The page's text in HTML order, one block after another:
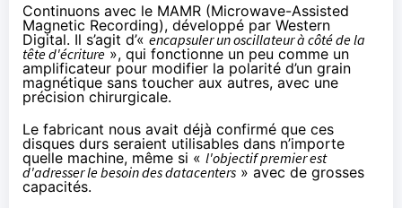
Continuons avec le MAMR (Microwave-Assisted
Magnetic Recording), développé par Western
Digital. Il s’agit d’« encapsuler un oscillateur à côté de la
tête d'écriture», qui fonctionne un peu comme un
amplificateur pour modifier la polarité d’un grain
magnétique sans toucher aux autres, avec une
précision chirurgicale.
Le fabricant nous avait déjà confirmé que ces
disques durs seraient utilisables dans n’importe
quelle machine, même si « l'objectif premier est
d'adresser le besoin des datacenters » avec de grosses
capacités.